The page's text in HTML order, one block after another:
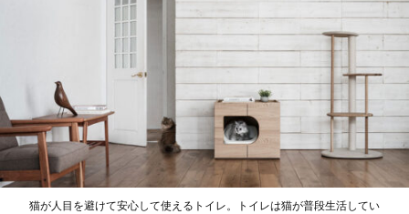
猫が人目を避けて安心して使えるトイレ。トイレは猫が普段生活してい